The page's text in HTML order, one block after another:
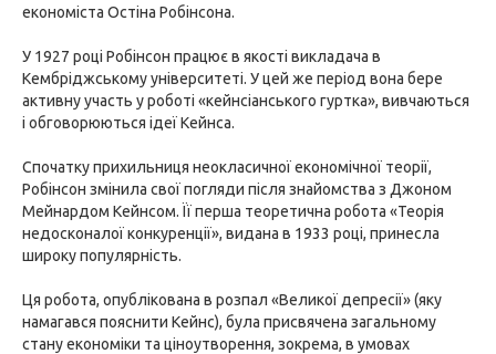
економіста Остіна Робінсона.
У 1927 році Робінсон працює в якості викладача в
Кембріджському університеті. У цей же період вона бере
активну участь у роботі «кейнсіанського гуртка», вивчаються
і обговорюються ідеї Кейнса.
Спочатку прихильниця неокласичної економічної теорії,
Робінсон змінила свої погляди після знайомства з Джоном
Мейнардом Кейнсом. Її перша теоретична робота «Теорія
недосконалої конкуренції», видана в 1933 році, принесла
широку популярність.
Ця робота, опублікована в розпал «Великої депресії» (яку
намагався пояснити Кейнс), була присвячена загальному
стану економіки та ціноутворення, зокрема, в умовах